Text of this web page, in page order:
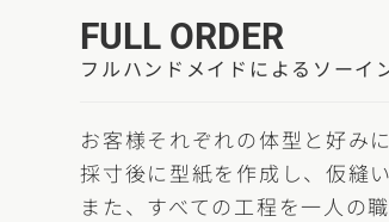
FULL ORDER
フルハンドメイドによるソーイ
お客様それぞれの体型と好み
採寸後に型紙を作成し、仮縫
また、すべての工程を一人の